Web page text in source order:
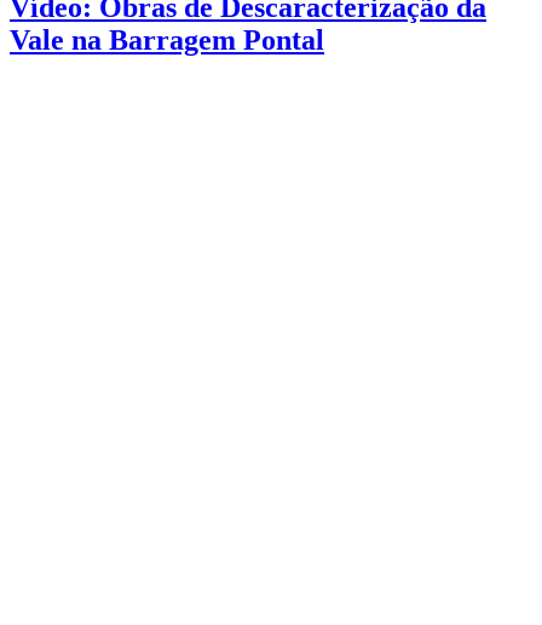
Vídeo: Obras de Descaracterização da
Vale na Barragem Pontal